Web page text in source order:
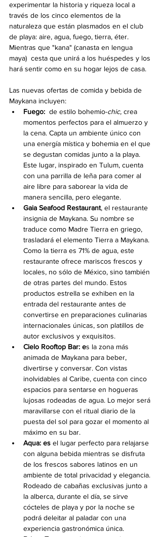
experimentar la historia y riqueza local a
través de los cinco elementos de la
naturaleza que están plasmados en el club
de playa: aire, agua, fuego, tierra, éter.
Mientras que "kana" (canasta en lengua
maya)  cesta que unirá a los huéspedes y los
hará sentir como en su hogar lejos de casa.
Las nuevas ofertas de comida y bebida de
Maykana incluyen:
Fuego: de estilo bohemio-chic, crea
momentos perfectos para el almuerzo y
la cena. Capta un ambiente único con
una energía mística y bohemia en el que
se degustan comidas junto a la playa.
Este lugar, inspirado en Tulum, cuenta
con una parrilla de leña para comer al
aire libre para saborear la vida de
manera sencilla, pero elegante.
Gaia Seafood Restaurant, el restaurante
insignia de Maykana. Su nombre se
traduce como Madre Tierra en griego,
trasladará el elemento Tierra a Maykana.
Como la tierra es 71% de agua, este
restaurante ofrece mariscos frescos y
locales, no sólo de México, sino también
de otras partes del mundo. Estos
productos estrella se exhiben en la
entrada del restaurante antes de
convertirse en preparaciones culinarias
internacionales únicas, son platillos de
autor exclusivos y exquisitos.
Cielo Rooftop Bar: es la zona más
animada de Maykana para beber,
divertirse y conversar. Con vistas
inolvidables al Caribe, cuenta con cinco
espacios para sentarse en hogueras
lujosas rodeadas de agua. Lo mejor será
maravillarse con el ritual diario de la
puesta del sol para gozar el momento al
máximo en su bar.
Aqua: es el lugar perfecto para relajarse
con alguna bebida mientras se disfruta
de los frescos sabores latinos en un
ambiente de total privacidad y elegancia.
Rodeado de cabañas exclusivas junto a
la alberca, durante el día, se sirve
cócteles de playa y por la noche se
podrá deleitar al paladar con una
experiencia gastronómica única.